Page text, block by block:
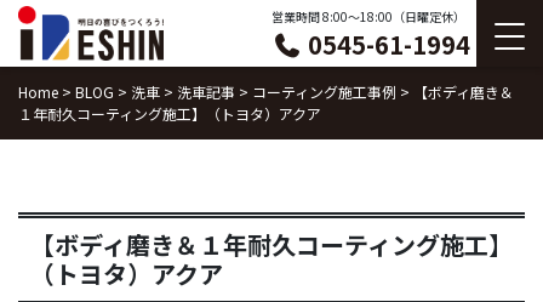
Skip
content
営業時間 8:00〜18:00（日曜定休）
0545-61-1994
Home > BLOG > 洗車 > 洗車記事 > コーティング施工事例 >
【ボディ磨き＆
１年耐久コーティング施工】（トヨタ）アクア
【ボディ磨き＆１年耐久コーティング施工】
（トヨタ）アクア